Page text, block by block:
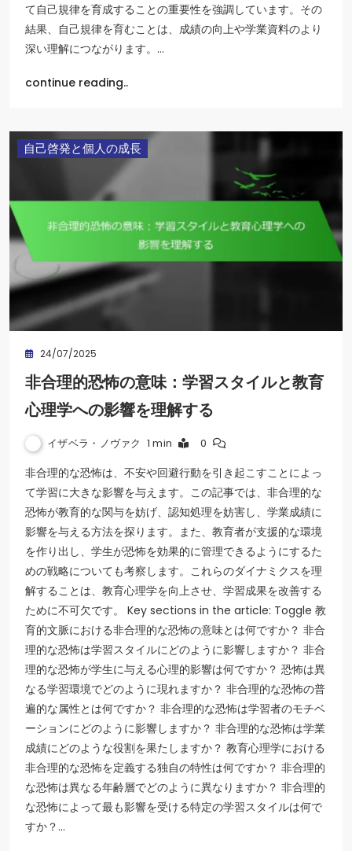
て自己規律を育成することの重要性を強調しています。その
結果、自己規律を育むことは、成績の向上や学業資料のより
深い理解につながります。…
continue reading..
自己啓発と個人の成長
24/07/2025
非合理的恐怖の意味：学習スタイルと教育
心理学への影響を理解する
イザベラ・ノヴァク 1 min 0
非合理的な恐怖は、不安や回避行動を引き起こすことによっ
て学習に大きな影響を与えます。この記事では、非合理的な
恐怖が教育的な関与を妨げ、認知処理を妨害し、学業成績に
影響を与える方法を探ります。また、教育者が支援的な環境
を作り出し、学生が恐怖を効果的に管理できるようにするた
めの戦略についても考察します。これらのダイナミクスを理
解することは、教育心理学を向上させ、学習成果を改善する
ために不可欠です。 Key sections in the article: Toggle 教
育的文脈における非合理的な恐怖の意味とは何ですか？ 非合
理的な恐怖は学習スタイルにどのように影響しますか？ 非合
理的な恐怖が学生に与える心理的影響は何ですか？ 恐怖は異
なる学習環境でどのように現れますか？ 非合理的な恐怖の普
遍的な属性とは何ですか？ 非合理的な恐怖は学習者のモチベ
ーションにどのように影響しますか？ 非合理的な恐怖は学業
成績にどのような役割を果たしますか？ 教育心理学における
非合理的な恐怖を定義する独自の特性は何ですか？ 非合理的
な恐怖は異なる年齢層でどのように異なりますか？ 非合理的
な恐怖によって最も影響を受ける特定の学習スタイルは何で
すか？…